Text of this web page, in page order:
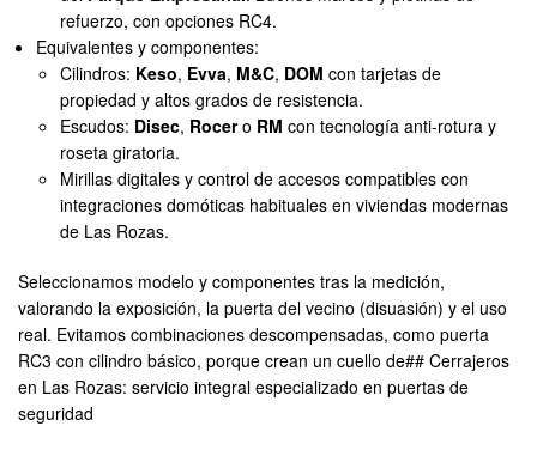
refuerzo, con opciones RC4.
Equivalentes y componentes:
Cilindros: Keso, Evva, M&C, DOM con tarjetas de
propiedad y altos grados de resistencia.
Escudos: Disec, Rocero RM con tecnología anti-rotura y
roseta giratoria.
Mirillas digitales y control de accesos compatibles con
integraciones domóticas habituales en viviendas modernas
de Las Rozas.
Seleccionamos modelo y componentes tras la medición,
valorando la exposición, la puerta del vecino (disuasión) y el uso
real. Evitamos combinaciones descompensadas, como puerta
RC3 con cilindro básico, porque crean un cuello de## Cerrajeros
en Las Rozas: servicio integral especializado en puertas de
seguridad